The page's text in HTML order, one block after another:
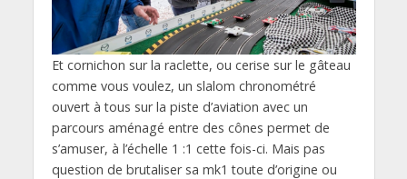
Et cornichon sur la raclette, ou cerise sur le gâteau
comme vous voulez, un slalom chronométré
ouvert à tous sur la piste d’aviation avec un
parcours aménagé entre des cônes permet de
s’amuser, à l’échelle 1 :1 cette fois-ci. Mais pas
question de brutaliser sa mk1 toute d’origine ou